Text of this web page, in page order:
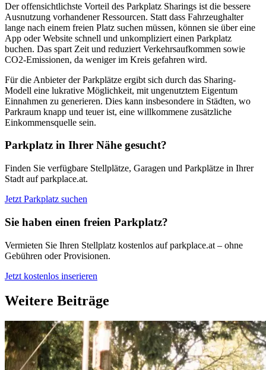
Der offensichtlichste Vorteil des Parkplatz Sharings ist die bessere
Ausnutzung vorhandener Ressourcen. Statt dass Fahrzeughalter
lange nach einem freien Platz suchen müssen, können sie über eine
App oder Website schnell und unkompliziert einen Parkplatz
buchen. Das spart Zeit und reduziert Verkehrsaufkommen sowie
CO2-Emissionen, da weniger im Kreis gefahren wird.
Für die Anbieter der Parkplätze ergibt sich durch das Sharing-
Modell eine lukrative Möglichkeit, mit ungenutztem Eigentum
Einnahmen zu generieren. Dies kann insbesondere in Städten, wo
Parkraum knapp und teuer ist, eine willkommene zusätzliche
Einkommensquelle sein.
Parkplatz in Ihrer Nähe gesucht?
Finden Sie verfügbare Stellplätze, Garagen und Parkplätze in Ihrer
Stadt auf parkplace.at.
Jetzt Parkplatz suchen
Sie haben einen freien Parkplatz?
Vermieten Sie Ihren Stellplatz kostenlos auf parkplace.at – ohne
Gebühren oder Provisionen.
Jetzt kostenlos inserieren
Weitere Beiträge